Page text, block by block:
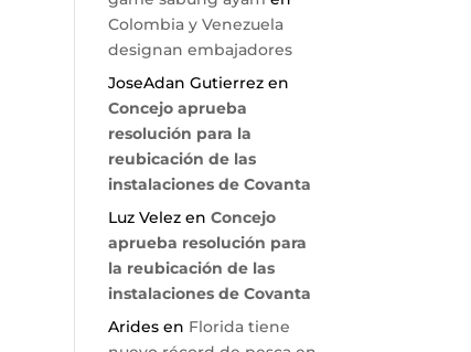
Colombia y Venezuela
designan embajadores
JoseAdan Gutierrez en
Concejo aprueba
resolución para la
reubicación de las
instalaciones de Covanta
Luz Velez enConcejo
aprueba resolución para
la reubicación de las
instalaciones de Covanta
Arides en Florida tiene